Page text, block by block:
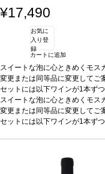
¥17,490
お気に
入り登
録
カートに追加
スイートな泡に心ときめくモス
変更または同等品に変更して
セットには以下ワインが1本ずつ
スティ (2024)イタリア、ピエ
やかな麦わら色。モスカートの
広がる。口に含むと軽やかな甘
鮮やか
し、ライチのフルーティーさ
スイートな泡に心ときめくモス
変更または同等品に変更して
セットには以下ワインが1本ずつ
広がる。口に含むと軽やかな
合う料理説明などと好